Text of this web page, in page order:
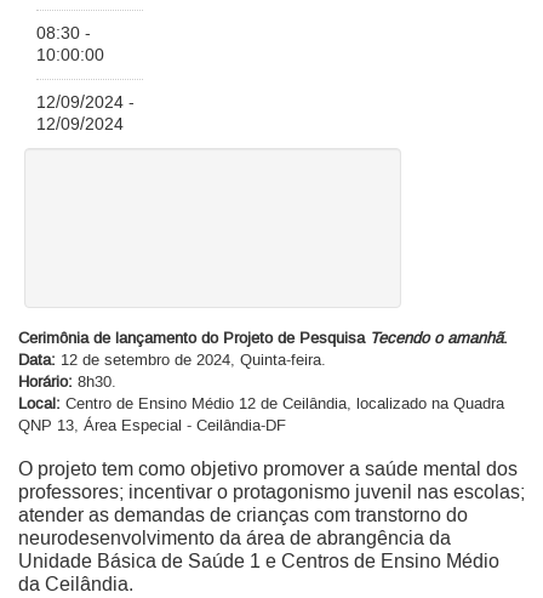
08:30 -
10:00:00
12/09/2024 -
12/09/2024
Cerimônia de lançamento do Projeto de Pesquisa Tecendo o amanhã.
Data: 12 de setembro de 2024, Quinta-feira.
Horário: 8h30.
Local: Centro de Ensino Médio 12 de Ceilândia, localizado na Quadra
QNP 13, Área Especial - Ceilândia-DF
O projeto tem como objetivo promover a saúde mental dos
professores; incentivar o protagonismo juvenil nas escolas;
atender as demandas de crianças com transtorno do
neurodesenvolvimento da área de abrangência da
Unidade Básica de Saúde 1 e Centros de Ensino Médio
da Ceilândia.